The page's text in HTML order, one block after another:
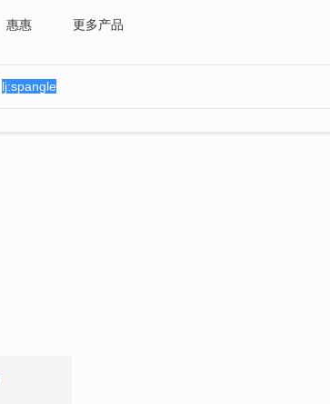
惠惠 更多产品